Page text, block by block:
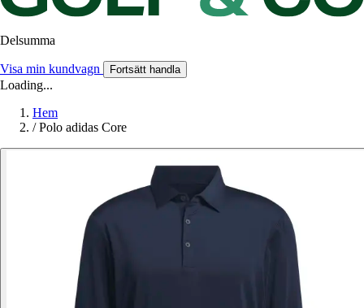
Delsumma
Visa min kundvagn Fortsätt handla
Loading...
Hem
/ Polo adidas Core